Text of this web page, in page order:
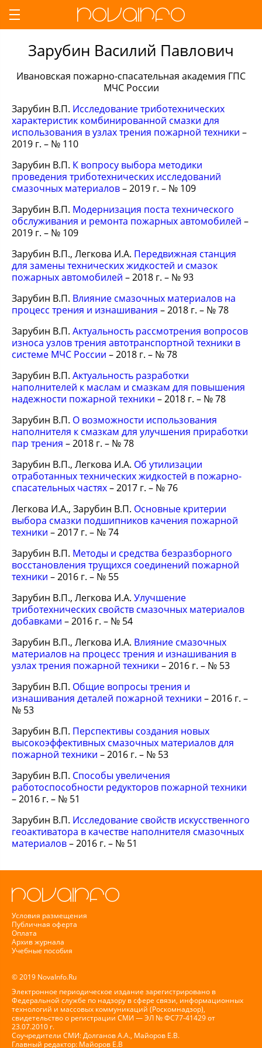
Зарубин Василий Павлович
Ивановская пожарно-спасательная академия ГПС
МЧС России
Зарубин В.П. Исследование триботехнических
характеристик комбинированной смазки для
использования в узлах трения пожарной техники –
2019 г. – № 110
Зарубин В.П. К вопросу выбора методики
проведения триботехнических исследований
смазочных материалов– 2019 г. – № 109
Зарубин В.П. Модернизация поста технического
обслуживания и ремонта пожарных автомобилей –
2019 г. – № 109
Зарубин В.П., Легкова И.А. Передвижная станция
для замены технических жидкостей и смазок
пожарных автомобилей – 2018 г. – № 93
Зарубин В.П. Влияние смазочных материалов на
процесс трения и изнашивания – 2018 г. – № 78
Зарубин В.П. Актуальность рассмотрения вопросов
износа узлов трения автотранспортной техники в
системе МЧС России – 2018 г. – № 78
Зарубин В.П. Актуальность разработки
наполнителей к маслам и смазкам для повышения
надежности пожарной техники – 2018 г. – № 78
Зарубин В.П. О возможности использования
наполнителя к смазкам для улучшения приработки
пар трения – 2018 г. – № 78
Зарубин В.П., Легкова И.А. Об утилизации
отработанных технических жидкостей в пожарно-
спасательных частях– 2017 г. – № 76
Легкова И.А., Зарубин В.П. Основные критерии
выбора смазки подшипников качения пожарной
техники – 2017 г. – № 74
Зарубин В.П. Методы и средства безразборного
восстановления трущихся соединений пожарной
техники – 2016 г. – № 55
Зарубин В.П., Легкова И.А. Улучшение
триботехнических свойств смазочных материалов
добавками – 2016 г. – № 54
Зарубин В.П., Легкова И.А. Влияние смазочных
материалов на процесс трения и изнашивания в
узлах трения пожарной техники – 2016 г. – № 53
Зарубин В.П. Общие вопросы трения и
изнашивания деталей пожарной техники – 2016 г. –
№ 53
Зарубин В.П. Перспективы создания новых
высокоэффективных смазочных материалов для
пожарной техники – 2016 г. – № 53
Зарубин В.П. Способы увеличения
работоспособности редукторов пожарной техники
– 2016 г. – № 51
Зарубин В.П. Исследование свойств искусственного
геоактиватора в качестве наполнителя смазочных
материалов– 2016 г. – № 51
Условия размещения
Публичная оферта
Оплата
Архив журнала
Учебные пособия
© 2019 NovaInfo.Ru
Электронное периодическое издание зарегистрировано в
Федеральной службе по надзору в сфере связи, информационных
технологий и массовых коммуникаций (Роскомнадзор),
свидетельство о регистрации СМИ — ЭЛ № ФС77-41429 от
23.07.2010 г.
Соучредители СМИ: Долганов А.А., Майоров Е.В.
Главный редактор: Майоров Е.В